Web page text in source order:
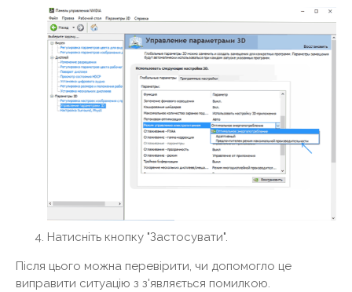
Натисніть кнопку "Застосувати".
Після цього можна перевірити, чи допомогло це
виправити ситуацію з з'являється помилкою.